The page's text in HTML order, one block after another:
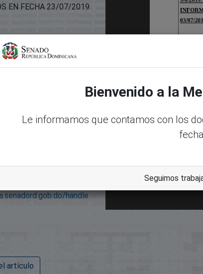
EN FECHA 23/07/2019
Segunda Lectura.pdf
este artículo
handle
artículo
Bienvenido a la
Le informamos que contamos con los
Seguimos